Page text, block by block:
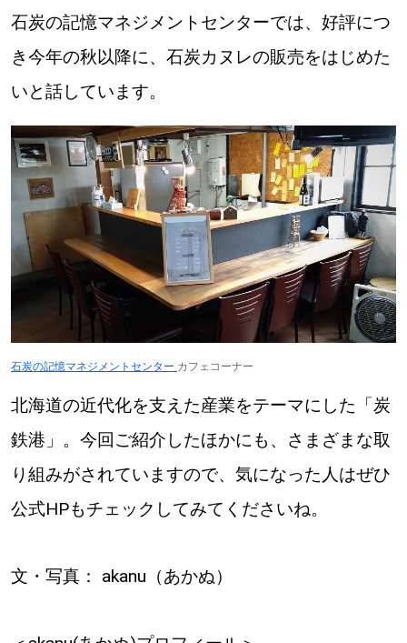
石炭の記憶マネジメントセンターでは、好評につ
き今年の秋以降に、石炭カヌレの販売をはじめた
いと話しています。
石炭の記憶マネジメントセンター カフェコーナー
北海道の近代化を支えた産業をテーマにした「炭
鉄港」。今回ご紹介したほかにも、さまざまな取
り組みがされていますので、気になった人はぜひ
公式HPもチェックしてみてくださいね。
文・写真： akanu（あかぬ）